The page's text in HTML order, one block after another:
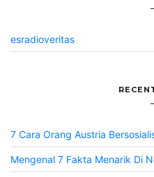
esradioveritas
7 Cara Orang Austria
Mengenal 7 Fakta Menarik Di